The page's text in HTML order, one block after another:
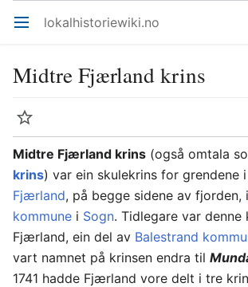
Åpne hovedmenyen lokalhistoriewiki.no
Midtre Fjærland krins
Overvåk
Midtre Fjærland krins (også omtala
krins) var ein skulekrins for grendene
Fjærland, på begge sidene av fjorden, i
kommune i Sogn. Tidlegare var denne
Fjærland, ein del av Balestrand
vart namnet på krinsen endra til
1741 hadde Fjærland vore delt i tre